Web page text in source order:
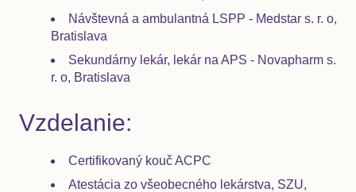
Návštevná a ambulantná LSPP - Medstar s. r. o,
Bratislava
Sekundárny lekár, lekár na APS - Novapharm s.
r. o, Bratislava
Vzdelanie:
Certifikovaný kouč ACPC
Atestácia zo všeobecného lekárstva, SZU,